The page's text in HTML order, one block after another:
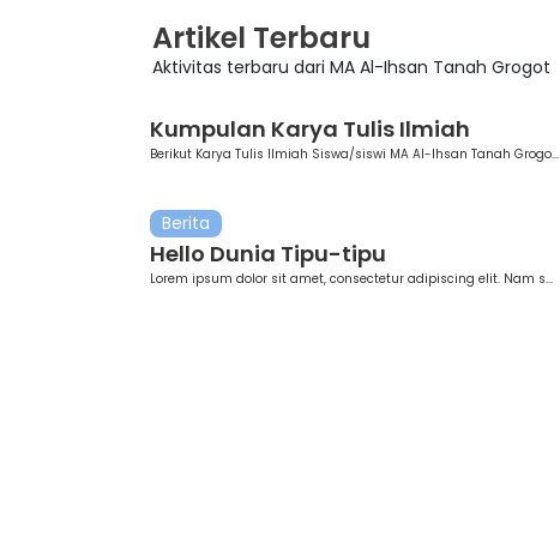
Artikel Terbaru
Aktivitas terbaru dari MA Al-Ihsan Tanah Grogot
Kumpulan Karya Tulis Ilmiah
Berikut Karya Tulis Ilmiah Siswa/siswi MA Al-Ihsan Tanah Grogo...
Berita
Hello Dunia Tipu-tipu
Lorem ipsum dolor sit amet, consectetur adipiscing elit. Nam s...